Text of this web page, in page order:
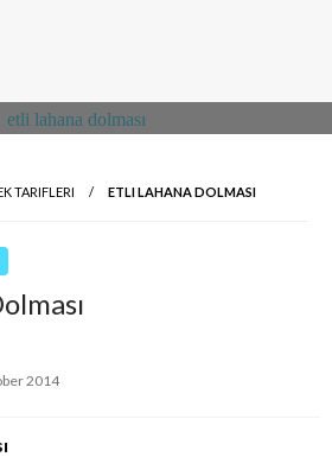
TARIFLERI ETLI LAHANA DOLMASI
2014